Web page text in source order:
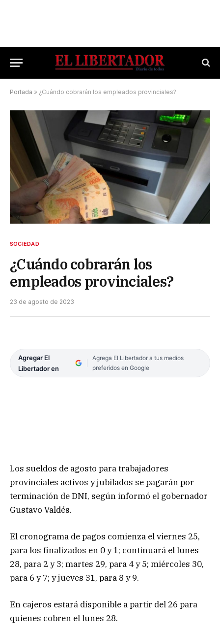
Portada » ¿Cuándo cobrarán los empleados provinciales?
SOCIEDAD
¿Cuándo cobrarán los
empleados provinciales?
23 de agosto de 2023
Agregar El
Libertador en
Agrega El Libertador a tus medios
preferidos en Google
Los sueldos de agosto para trabajadores
provinciales activos y jubilados se pagarán por
terminación de DNI, según informó el gobernador
Gustavo Valdés.
El cronograma de pagos comienza el viernes 25,
para los finalizados en 0 y 1; continuará el lunes
28, para 2 y 3; martes 29, para 4 y 5; miércoles 30,
para 6 y 7; y jueves 31, para 8 y 9.
En cajeros estará disponible a partir del 26 para
quienes cobren el lunes 28.